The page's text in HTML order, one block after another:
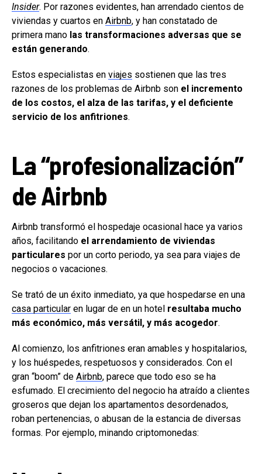
Insider. Por razones evidentes, han arrendado cientos de
viviendas y cuartos en Airbnb, y han constatado de
primera mano las transformaciones adversas que se
están generando.
Estos especialistas en viajes sostienen que las tres
razones de los problemas de Airbnb son el incremento
de los costos, el alza de las tarifas, y el deficiente
servicio de los anfitriones.
La “profesionalización”
de Airbnb
Airbnb transformó el hospedaje ocasional hace ya varios
años, facilitando el arrendamiento de viviendas
particulares por un corto periodo, ya sea para viajes de
negocios o vacaciones.
Se trató de un éxito inmediato, ya que hospedarse en una
casa particular en lugar de en un hotel resultaba mucho
más económico, más versátil, y más acogedor.
Al comienzo, los anfitriones eran amables y hospitalarios,
y los huéspedes, respetuosos y considerados. Con el
gran “boom” de Airbnb, parece que todo eso se ha
esfumado. El crecimiento del negocio ha atraído a clientes
groseros que dejan los apartamentos desordenados,
roban pertenencias, o abusan de la estancia de diversas
formas. Por ejemplo, minando criptomonedas: